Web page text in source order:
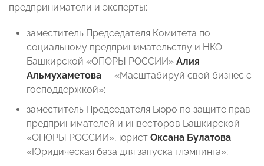
предприниматели и эксперты:
заместитель Председателя Комитета по
социальному предпринимательству и НКО
Башкирской «ОПОРЫ РОССИИ» Алия
Альмухаметова — «Масштабируй свой бизнес с
господдержкой»;
заместитель Председателя Бюро по защите прав
предпринимателей и инвесторов Башкирской
«ОПОРЫ РОССИИ», юрист Оксана Булатова —
«Юридическая база для запуска глэмпинга»;